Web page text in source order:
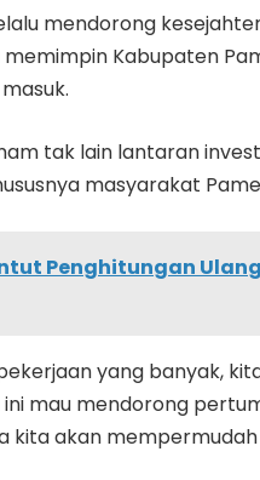
mendorong
Kabupaten
tak lain lantaran
masyarakat
Penghitungan
yang banyak,
mau mendorong
kita akan mempermudah